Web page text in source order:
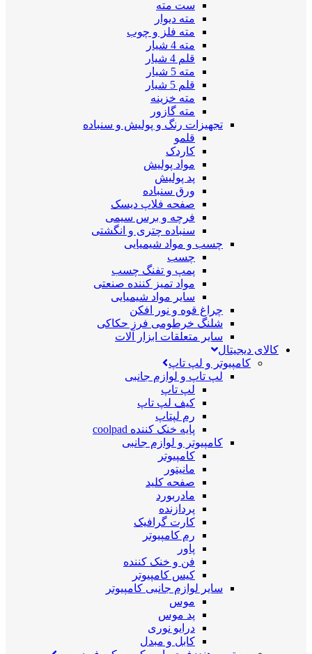
ست مته
مته دیوار
مته فلز و چوب
مته 4 شیار
قلم 4 شیار
مته 5 شیار
قلم 5 شیار
مته خزینه
مته گازور
تجهیزات رنگ و پولیش و سنباده
قلمو
کاردک
مواد پولیش
پد پولیش
ورق سنباده
صفحه فلاپ دیسک
فرچه و برس سیمی
سنباده چتری و انگشتی
چسب و مواد شیمیایی
چسب
پمپ و تفنگ چسب
مواد تمیز کننده صنعتی
سایر مواد شیمیایی
چراغ قوه و نور افکن
شلنگ خرطومی فرز حکاکی
سایر متعلقات ابزار آلات
کالای دیجیتال
کامپیوتر و لپ تاپ
لپ تاپ و لوازم جانبی
لپ تاپ
کیف لپ تاپ
رم لپتاپ
پایه خنک کننده coolpad
کامپیوتر و لوازم جانبی
کامپیوتر
مانیتور
صفحه کلید
مادربورد
پردازنده
کارت گرافیک
رم کامپیوتر
پاور
فن و خنک کننده
کیس کامپیوتر
سایر لوازم جانبی کامپیوتر
موس
پد موس
درایو نوری
کابل و مبدل